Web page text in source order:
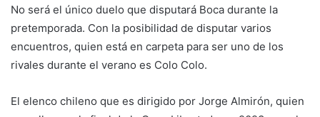
No será el único duelo que disputará Boca durante la
pretemporada. Con la posibilidad de disputar varios
encuentros, quien está en carpeta para ser uno de los
rivales durante el verano es Colo Colo.
El elenco chileno que es dirigido por Jorge Almirón, quien